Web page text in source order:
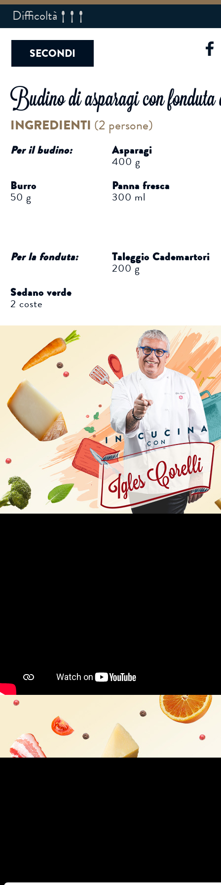
Difficoltà
SECONDI
Budino di asparagi con
INGREDIENTI (2 persone)
Per il budino: Asparagi
400 g
Burro
50 g
Panna fresca
300 ml
Per la fonduta: Taleggio Cademartori
200 g
Sedano verde
2 coste